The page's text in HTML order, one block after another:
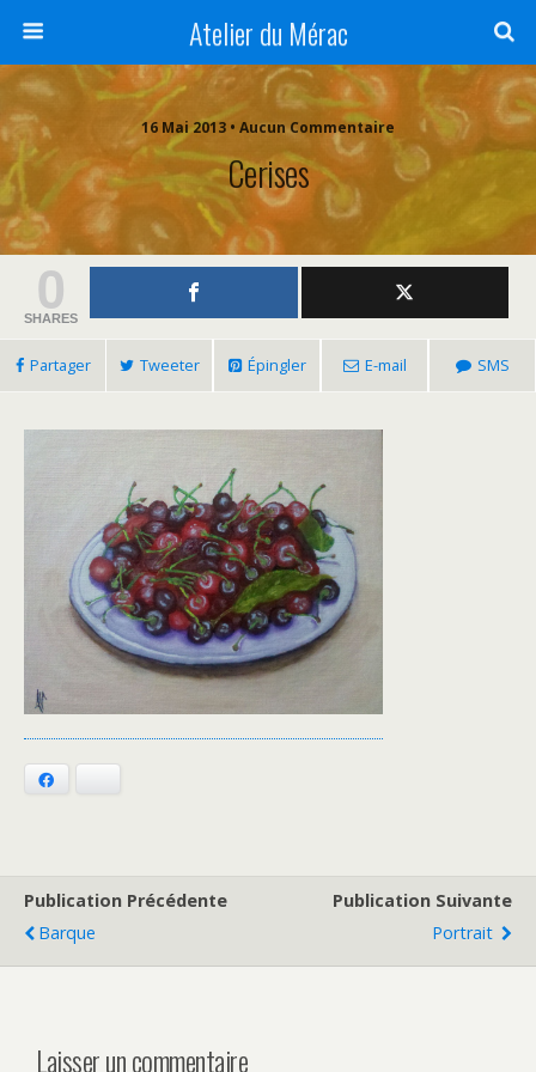
Atelier du Mérac
16 Mai 2013 • Aucun Commentaire
Cerises
0
SHARES
Partager Tweeter Épingler E-mail SMS
Publication Précédente
Barque
Publication Suivante
Portrait
Laisser un commentaire